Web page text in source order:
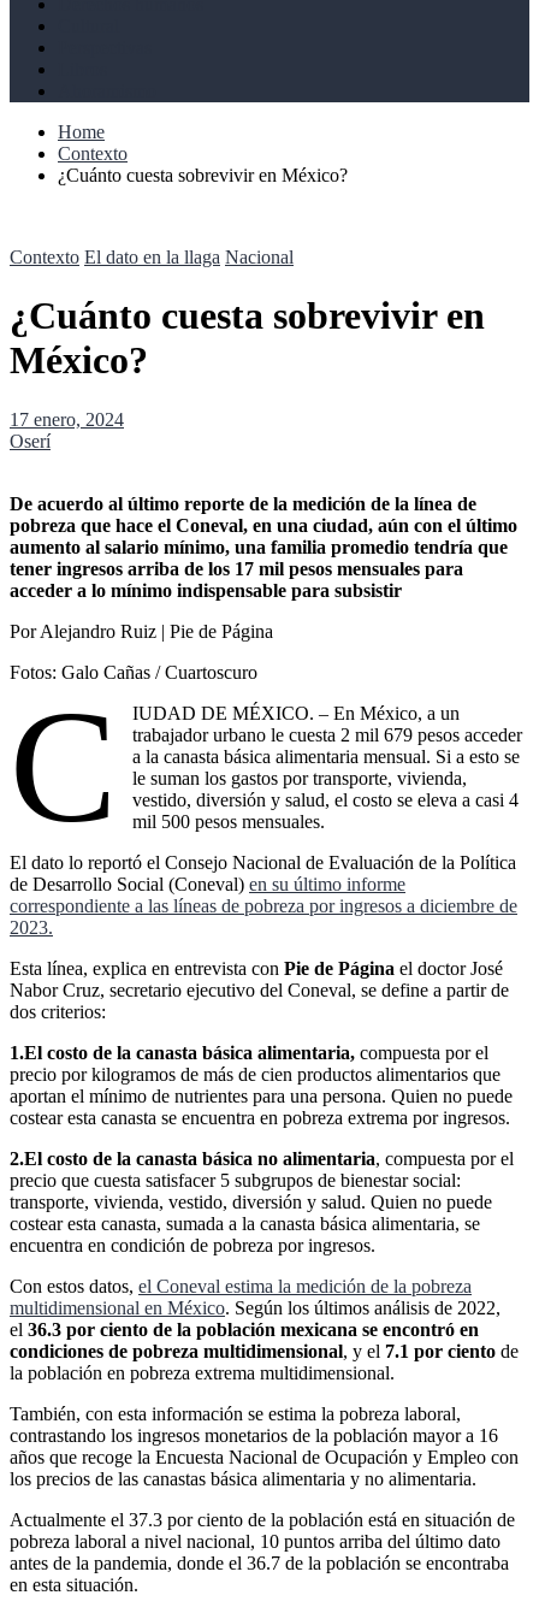
Home
Contexto
¿Cuánto cuesta sobrevivir en México?
Contexto El dato en la llaga Nacional
¿Cuánto cuesta sobrevivir en
México?
17 enero, 2024
Oserí
De acuerdo al último reporte de la medición de la línea de
pobreza que hace el Coneval, en una ciudad, aún con el último
aumento al salario mínimo, una familia promedio tendría que
tener ingresos arriba de los 17 mil pesos mensuales para
acceder a lo mínimo indispensable para subsistir
Por Alejandro Ruiz | Pie de Página
Fotos: Galo Cañas / Cuartoscuro
C
IUDAD DE MÉXICO. – En México, a un
trabajador urbano le cuesta 2 mil 679 pesos acceder
a la canasta básica alimentaria mensual. Si a esto se
le suman los gastos por transporte, vivienda,
vestido, diversión y salud, el costo se eleva a casi 4
mil 500 pesos mensuales.
El dato lo reportó el Consejo Nacional de Evaluación de la Política
de Desarrollo Social (Coneval) en su último informe
correspondiente a las líneas de pobreza por ingresos a diciembre de
2023.
Esta línea, explica en entrevista con Pie de Página el doctor José
Nabor Cruz, secretario ejecutivo del Coneval, se define a partir de
dos criterios:
1.El costo de la canasta básica alimentaria, compuesta por el
precio por kilogramos de más de cien productos alimentarios que
aportan el mínimo de nutrientes para una persona. Quien no puede
costear esta canasta se encuentra en pobreza extrema por ingresos.
2.El costo de la canasta básica no alimentaria, compuesta por el
precio que cuesta satisfacer 5 subgrupos de bienestar social:
transporte, vivienda, vestido, diversión y salud. Quien no puede
costear esta canasta, sumada a la canasta básica alimentaria, se
encuentra en condición de pobreza por ingresos.
Con estos datos, el Coneval estima la medición de la pobreza
multidimensional en México. Según los últimos análisis de 2022,
el 36.3 por ciento de la población mexicana se encontró en
condiciones de pobreza multidimensional, y el 7.1 por ciento de
la población en pobreza extrema multidimensional.
También, con esta información se estima la pobreza laboral,
contrastando los ingresos monetarios de la población mayor a 16
años que recoge la Encuesta Nacional de Ocupación y Empleo con
los precios de las canastas básica alimentaria y no alimentaria.
Actualmente el 37.3 por ciento de la población está en situación de
pobreza laboral a nivel nacional, 10 puntos arriba del último dato
antes de la pandemia, donde el 36.7 de la población se encontraba
en esta situación.